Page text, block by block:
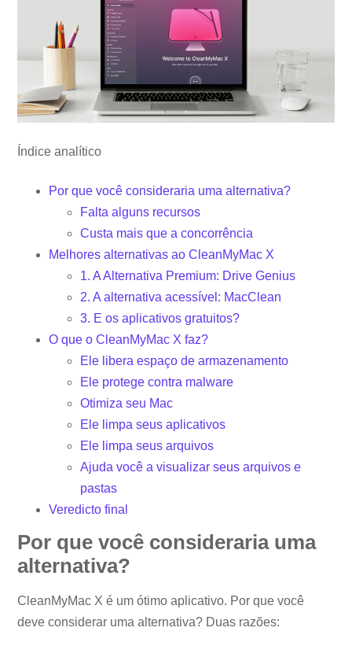
Índice analítico
Por que você consideraria uma alternativa?
Falta alguns recursos
Custa mais que a concorrência
Melhores alternativas ao CleanMyMac X
1. A Alternativa Premium: Drive Genius
2. A alternativa acessível: MacClean
3. E os aplicativos gratuitos?
O que o CleanMyMac X faz?
Ele libera espaço de armazenamento
Ele protege contra malware
Otimiza seu Mac
Ele limpa seus aplicativos
Ele limpa seus arquivos
Ajuda você a visualizar seus arquivos e
pastas
Veredicto final
Por que você consideraria uma
alternativa?
CleanMyMac X é um ótimo aplicativo. Por que você
deve considerar uma alternativa? Duas razões: